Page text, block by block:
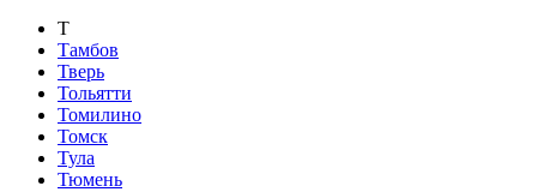
Т
Тамбов
Тверь
Тольятти
Томилино
Томск
Тула
Тюмень